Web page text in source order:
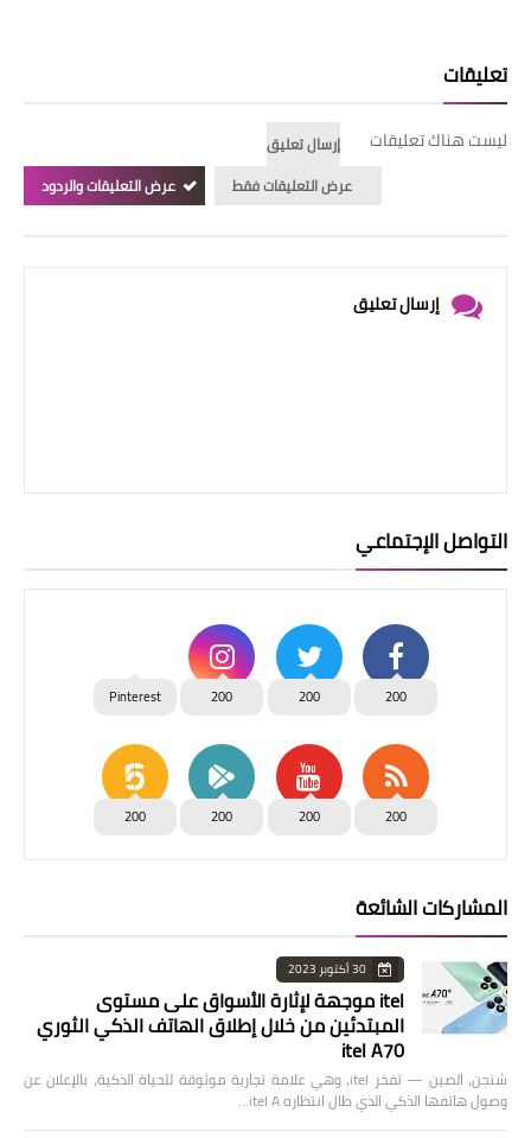
تعليقات
ليست هناك تعليقات
إرسال تعليق
عرض التعليقات فقط
عرض التعليقات والردود
إرسال تعليق
التواصل الإجتماعي
200
200
200
Pinterest
200
200
200
200
المشاركات الشائعة
30 أكتوبر 2023
itel موجهة لإثارة الأسواق على مستوى
المبتدئين من خلال إطلاق الهاتف الذكي الثوري
itel A70
شنجن، الصين — تفخر itel، وهي علامة تجارية موثوقة للحياة الذكية، بالإعلان عن
وصول هاتفها الذكي الذي طال انتظاره itel A…